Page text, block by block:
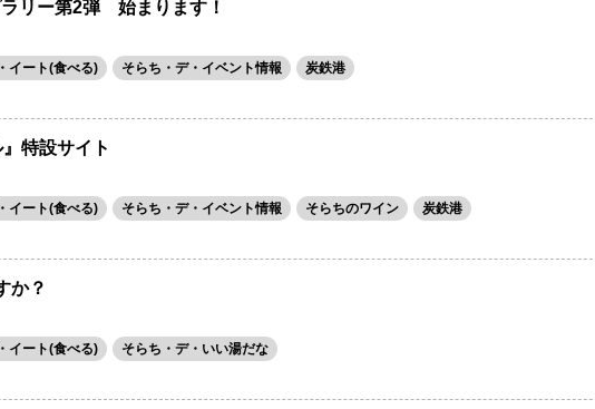
リー第2弾 始まります！
イート(食べる) そらち・デ・イベント情報 炭鉄港
特設サイト
イート(食べる) そらち・デ・イベント情報 そらちのワイン 炭鉄港
か？
イート(食べる) そらち・デ・いい湯だな